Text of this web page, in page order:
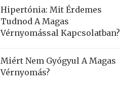
Hipertónia: Mit Érdemes
Tudnod A Magas
Vérnyomással Kapcsolatban?
Miért Nem Gyógyul A Magas
Vérnyomás?